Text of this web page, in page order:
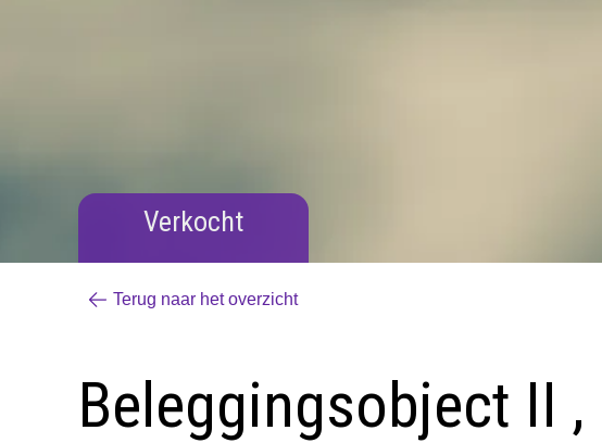
Verkocht
Terug naar het overzicht
Beleggingsobject II ,